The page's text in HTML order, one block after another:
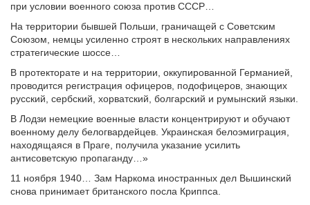
при условии военного союза против СССР…
На территории бывшей Польши, граничащей с Советским
Союзом, немцы усиленно строят в нескольких направлениях
стратегические шоссе…
В протекторате и на территории, оккупированной Германией,
проводится регистрация офицеров, подофицеров, знающих
русский, сербский, хорватский, болгарский и румынский языки.
В Лодзи немецкие военные власти концентрируют и обучают
военному делу белогвардейцев. Украинская белоэмиграция,
находящаяся в Праге, получила указание усилить
антисоветскую пропаганду…»
11 ноября 1940… Зам Наркома иностранных дел Вышинский
снова принимает британского посла Криппса.